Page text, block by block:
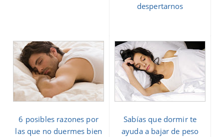
despertarnos
6 posibles razones por
las que no duermes bien
Sabías que dormir te
ayuda a bajar de peso